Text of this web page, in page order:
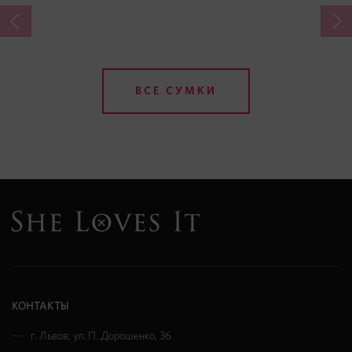
ВСЕ СУМКИ
КОНТАКТЫ
г. Львов, ул. П. Дорошенко, 36